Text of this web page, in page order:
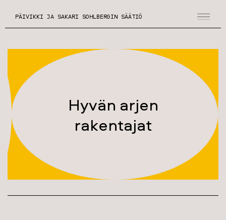
PÄIVIKKI JA SAKARI SOHLBERGIN SÄÄTIÖ
Hyvän arjen
rakentajat